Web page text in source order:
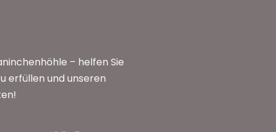
– helfen Sie
erfüllen und unseren